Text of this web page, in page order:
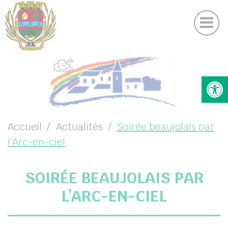
( VOTRE COMMUNE )
( VOTRE MAIRIE )
( VOS SERVICES )
( VIE LOCALE )
ActualitésDICRIM
Accueil Actualités
Soirée beaujolais par
l’Arc-en-ciel
SOIRÉE BEAUJOLAIS PAR
L’ARC-EN-CIEL
Panneau de gestion des cookies